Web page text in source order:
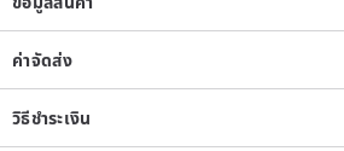
that colors may vary slightly due to
calibration. Every coaster is slightly
natural pattern never repeats.
ค่าจัดส่ง
วิธีชำระเงิน